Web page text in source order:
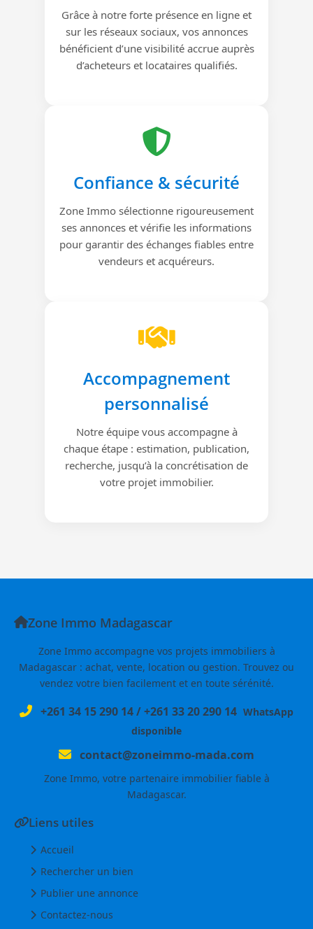
Grâce à notre forte présence en ligne et
sur les réseaux sociaux, vos annonces
bénéficient d’une visibilité accrue auprès
d’acheteurs et locataires qualifiés.
Confiance & sécurité
Zone Immo sélectionne rigoureusement
ses annonces et vérifie les informations
pour garantir des échanges fiables entre
vendeurs et acquéreurs.
Accompagnement
personnalisé
Notre équipe vous accompagne à
chaque étape : estimation, publication,
recherche, jusqu’à la concrétisation de
votre projet immobilier.
Zone Immo Madagascar
Zone Immo accompagne vos projets immobiliers à
Madagascar : achat, vente, location ou gestion. Trouvez ou
vendez votre bien facilement et en toute sérénité.
+261 34 15 290 14/+261 33 20 290 14 WhatsApp
disponible
contact@zoneimmo-mada.com
Zone Immo, votre partenaire immobilier fiable à
Madagascar.
Liens utiles
Accueil
Rechercher un bien
Publier une annonce
Contactez-nous